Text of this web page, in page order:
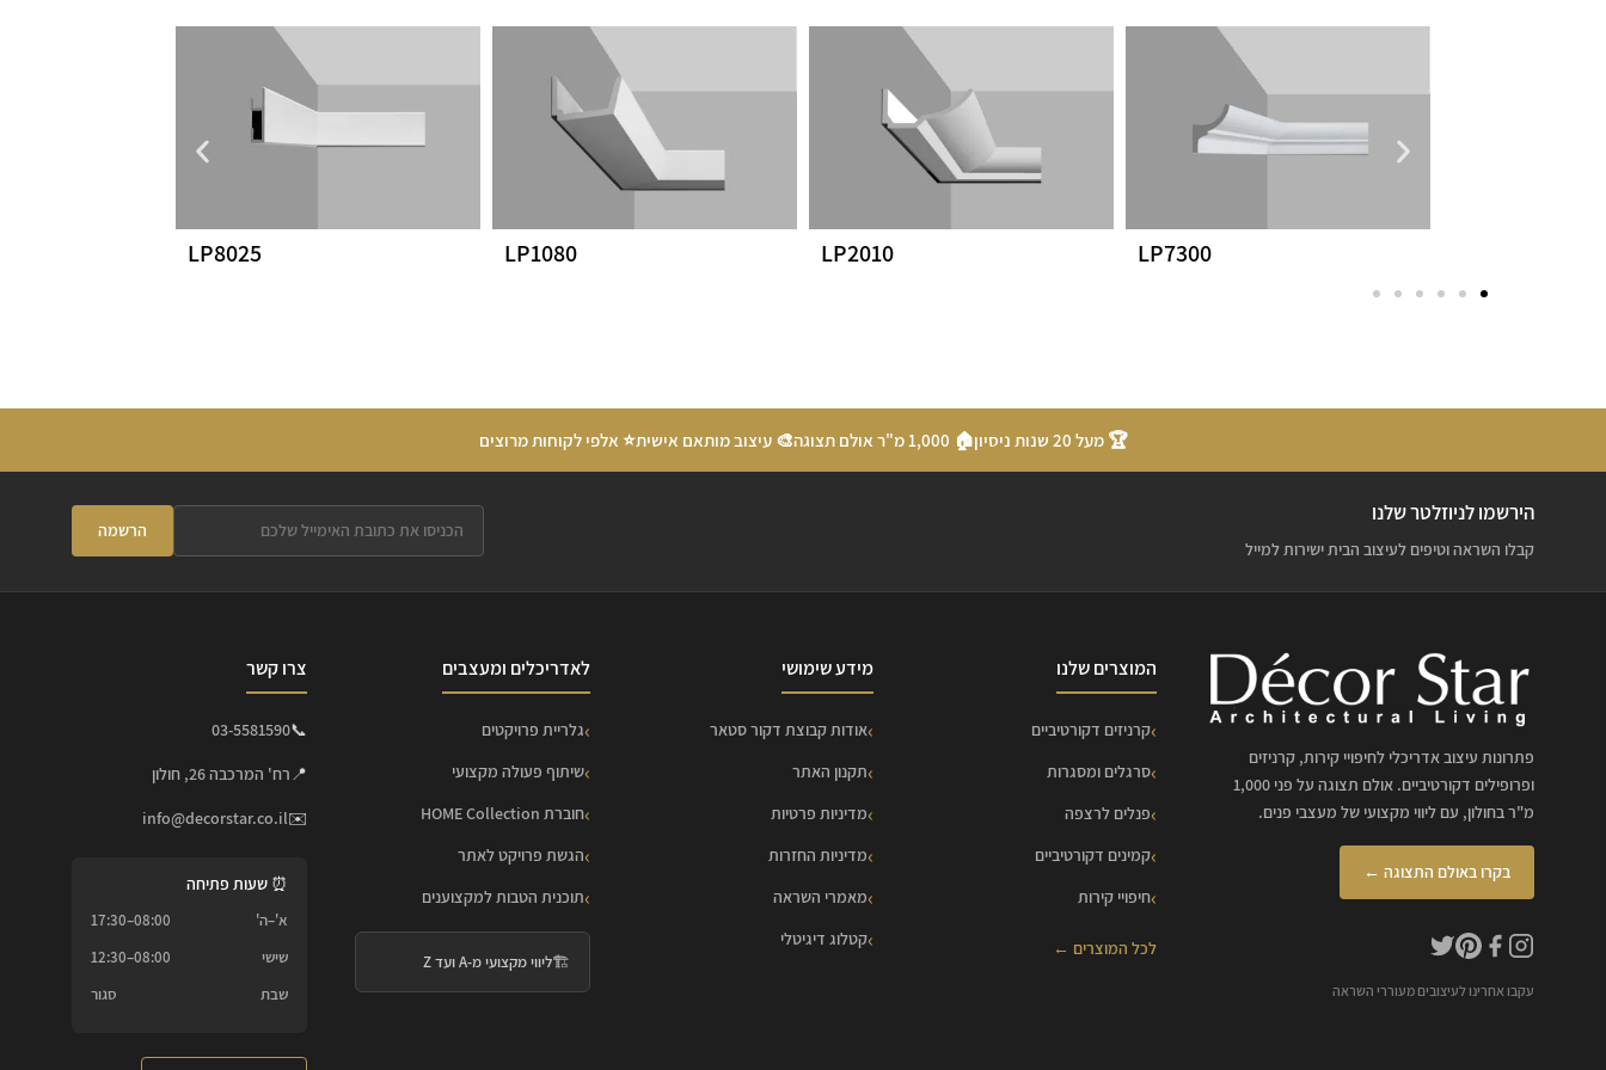
LP7300
LP2010
LP1080
LP8025
🏆 מעל 20 שנות ניסיון 🏠 1,000 מ"ר אולם תצוגה 🎨 עיצוב מותאם אישית⭐ אלפי לקוחות מרוצים
הירשמו לניוזלטר שלנו
קבלו השראה וטיפים לעיצוב הבית ישירות למייל
הרשמה
פתרונות עיצוב אדריכלי לחיפויי קירות, קרניזים
ופרופילים דקורטיביים. אולם תצוגה על פני 1,000
מ"ר בחולון, עם ליווי מקצועי של מעצבי פנים.
בקרו באולם התצוגה ←
עקבו אחרינו לעיצובים מעוררי השראה
המוצרים שלנו
קרניזים דקורטיביים
סרגלים ומסגרות
פנלים לרצפה
קמינים דקורטיביים
חיפויי קירות
לכל המוצרים ←
מידע שימושי
אודות קבוצת דקור סטאר
תקנון האתר
מדיניות פרטיות
מדיניות החזרות
מאמרי השראה
קטלוג דיגיטלי
לאדריכלים ומעצבים
גלריית פרויקטים
שיתוף פעולה מקצועי
חוברת HOME Collection
הגשת פרויקט לאתר
תוכנית הטבות למקצוענים
🏗️ליווי מקצועי מ-A ועד Z
צרו קשר
📞
03-5581590
📍 רח' המרכבה 26, חולון
✉️
info@decorstar.co.il
⏰ שעות פתיחה
א'–ה'
08:00–17:30
שישי
08:00–12:30
שבת
סגור